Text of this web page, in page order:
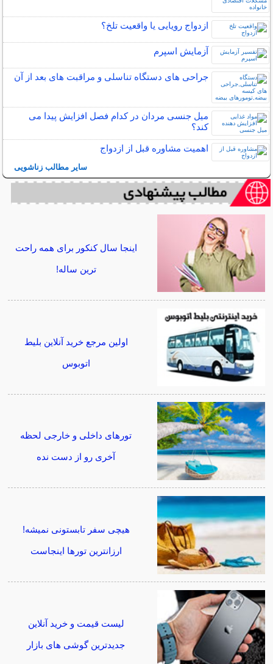
ازدواج رویایی یا واقعیت تلخ؟
آزمایش اسپرم
جراحی های دستگاه تناسلی و مراقبت های بعد از آن
میل جنسی مردان در کدام فصل افزایش پیدا می
کند؟
اهمیت مشاوره قبل از ازدواج
سایر مطالب زناشویی
اینجا سال کنکور برای همه راحت
ترین ساله!
اولین مرجع خرید آنلاین بلیط
اتوبوس
تورهای داخلی و خارجی لحظه
آخری رو از دست نده
هیچی سفر تابستونی نمیشه!
ارزانترین تورها اینجاست
لیست قیمت و خرید آنلاین
جدیدترین گوشی های بازار